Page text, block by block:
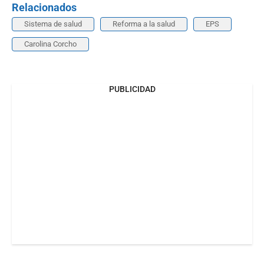
Relacionados
Sistema de salud Reforma a la salud EPS
Carolina Corcho
PUBLICIDAD